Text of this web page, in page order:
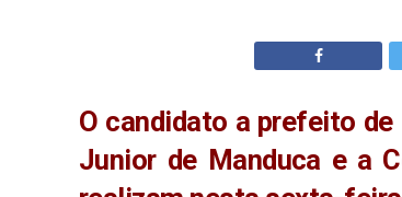
O candidato a prefeito
Junior de Manduca e a